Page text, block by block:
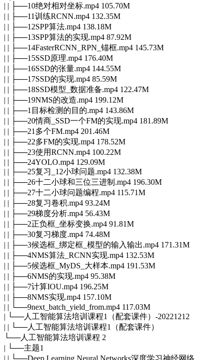
| | ├──10绝对相对坐标.mp4 105.70M
| | ├──11训练RCNN.mp4 132.35M
| | ├──12SPP算法.mp4 138.18M
| | ├──13SPP算法的实现.mp4 87.92M
| | ├──14FasterRCNN_RPN_锚框.mp4 145.73M
| | ├──15SSD原理.mp4 176.40M
| | ├──16SSD的张量.mp4 144.55M
| | ├──17SSD的实现.mp4 85.59M
| | ├──18SSD模型_数据准备.mp4 122.47M
| | ├──19NMS的改造.mp4 199.12M
| | ├──1目标检测的目的.mp4 143.86M
| | ├──20情商_SSD一个FM的实现.mp4 181.89M
| | ├──21多个FM.mp4 201.46M
| | ├──22多FM的实现.mp4 178.52M
| | ├──23使用RCNN.mp4 100.22M
| | ├──24YOLO.mp4 129.09M
| | ├──25复习_12小球问题.mp4 132.38M
| | ├──26十二小球和三位三进制.mp4 196.30M
| | ├──27十二小球问题编程.mp4 115.71M
| | ├──28复习卷积.mp4 93.24M
| | ├──29梯度分析.mp4 56.43M
| | ├──2正负框_坐标变换.mp4 91.81M
| | ├──30复习梯度.mp4 74.48M
| | ├──3候选框_绑定框_模型的输入输出.mp4 171.31M
| | ├──4NMS算法_RCNN实现.mp4 132.53M
| | ├──5候选框_MyDS_大样本.mp4 191.53M
| | ├──6NMS的实现.mp4 95.38M
| | ├──7计算IOU.mp4 196.25M
| | ├──8NMS实现.mp4 157.10M
| | └──9next_batch_yield_from.mp4 117.03M
| └──人工智能算法培训课程1（配套课件）-20221212
| | └──人工智能算法培训课程1（配套课件）
└──人工智能算法培训课程 2
| └──主题1
| | └──Deep Learning Neural Networks深度学习神经网络